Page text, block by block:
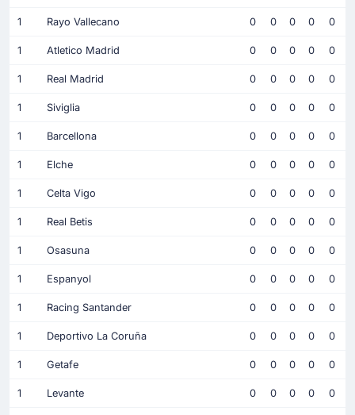
1 Rayo Vallecano 0 0 0 0 0
1 Atletico Madrid 0 0 0 0 0
1 Real Madrid 0 0 0 0 0
1 Siviglia 0 0 0 0 0
1 Barcellona 0 0 0 0 0
1 Elche 0 0 0 0 0
1 Celta Vigo 0 0 0 0 0
1 Real Betis 0 0 0 0 0
1 Osasuna 0 0 0 0 0
1 Espanyol 0 0 0 0 0
1 Racing Santander 0 0 0 0 0
1 Deportivo La Coruña 0 0 0 0 0
1 Getafe 0 0 0 0 0
1 Levante 0 0 0 0 0